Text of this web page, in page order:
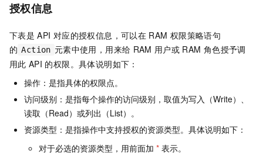
授权信息
下表是 API 对应的授权信息，可以在 RAM 权限策略语句
的 Action 元素中使用，用来给 RAM 用户或 RAM 角色授予调
用此 API 的权限。具体说明如下：
操作：是指具体的权限点。
访问级别：是指每个操作的访问级别，取值为写入（Write）、
读取（Read）或列出（List）。
资源类型：是指操作中支持授权的资源类型。具体说明如下：
对于必选的资源类型，用前面加 * 表示。